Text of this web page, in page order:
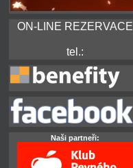
ON-LINE REZERVACE
tel.:
Naši partneři: